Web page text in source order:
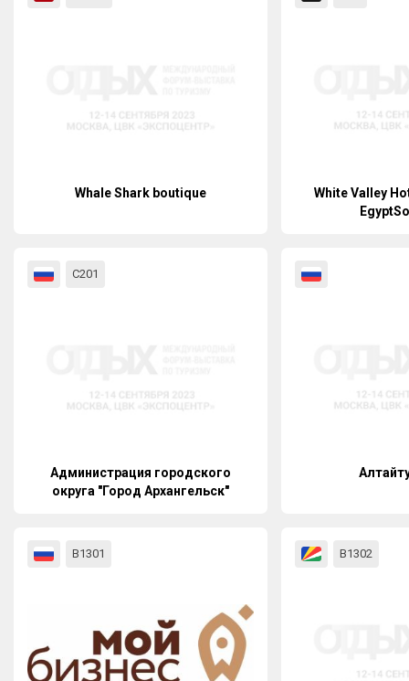
Whale Shark boutique
White Valley
С201
Администрация городского
округа "Город Архангельск"
В1301 В1302